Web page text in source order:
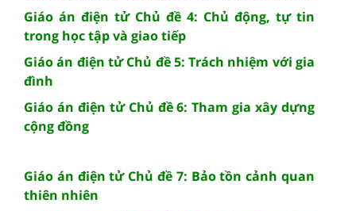
Giáo án điện tử Chủ đề 4: Chủ động, tự tin
trong học tập và giao tiếp
Giáo án điện tử Chủ đề 5: Trách nhiệm với gia
đình
Giáo án điện tử Chủ đề 6: Tham gia xây dựng
cộng đồng
Giáo án điện tử Chủ đề 7: Bảo tồn cảnh quan
thiên nhiên